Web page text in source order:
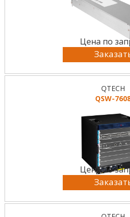
Цена по
QTECH
QSW-
Цена по